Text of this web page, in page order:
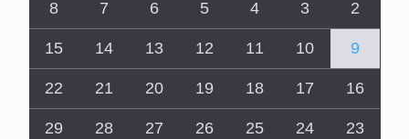
2
3
4
5
6
7
8
9
10
11
12
13
14
15
16
17
18
19
20
21
22
23
24
25
26
27
28
29